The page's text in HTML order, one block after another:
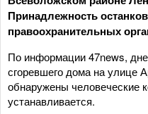
Принадлежность
правоохранительных
По информации 47news,
сгоревшего дома на улице
обнаружены человеческие
устанавливается.